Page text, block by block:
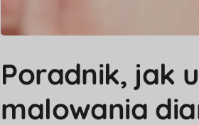
Poradnik, jak
malowania